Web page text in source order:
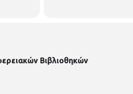
Βιβλιοθηκών